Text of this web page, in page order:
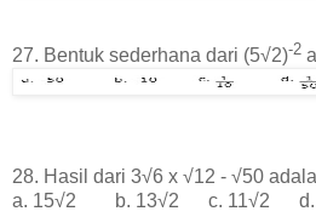
27. Bentuk sederhana dari (5√2)-2
28. Hasil dari 3√6 x √12 - √50
a. 15√2 b. 13√2 c. 11√2 d.